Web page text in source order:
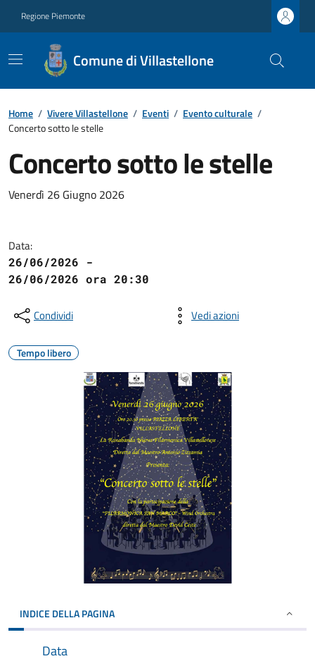
Regione Piemonte
Comune di Villastellone
Home / Vivere Villastellone / Eventi / Evento culturale /
Concerto sotto le stelle
Concerto sotto le stelle
Venerdì 26 Giugno 2026
Data:
26/06/2026 -
26/06/2026 ora 20:30
Condividi Vedi azioni
Tempo libero
INDICE DELLA PAGINA
Data